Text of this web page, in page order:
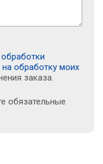
на обработку моих
заказа.
обязательные